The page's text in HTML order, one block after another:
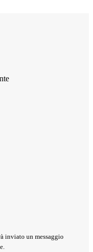
inviato un messaggio